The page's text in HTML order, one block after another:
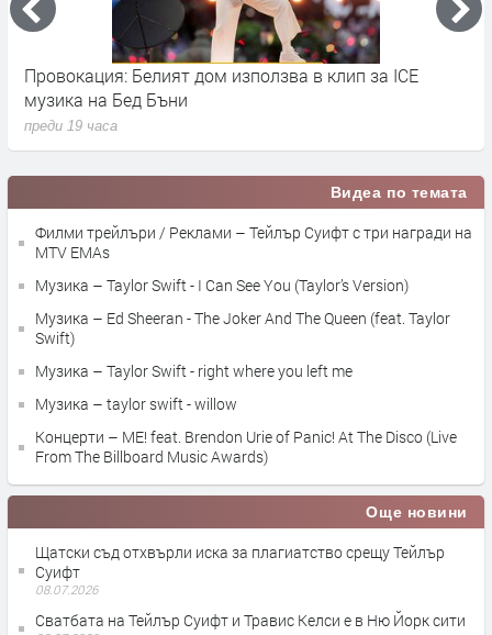
Провокация: Белият дом използва в клип за ICE
музика на Бед Бъни
преди 19 часа
Видеа по темата
Филми трейлъри / Реклами – Тейлър Суифт с три награди на
MTV EMAs
Музика – Taylor Swift - I Can See You (Taylor’s Version)
Музика – Ed Sheeran - The Joker And The Queen (feat. Taylor
Swift)
Музика – Taylor Swift - right where you left me
Музика – taylor swift - willow
Концерти – ME! feat. Brendon Urie of Panic! At The Disco (Live
From The Billboard Music Awards)
Още новини
Щатски съд отхвърли иска за плагиатство срещу Тейлър
Суифт
08.07.2026
Сватбата на Тейлър Суифт и Травис Келси е в Ню Йорк сити